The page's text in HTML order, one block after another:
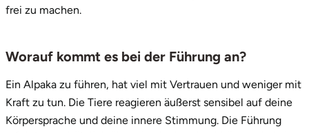
frei zu machen.
Worauf kommt es bei der Führung an?
Ein Alpaka zu führen, hat viel mit Vertrauen und weniger mit
Kraft zu tun. Die Tiere reagieren äußerst sensibel auf deine
Körpersprache und deine innere Stimmung. Die Führung
Uckermark
Uelzen
Ulm